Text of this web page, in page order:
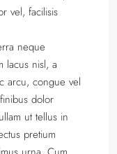
vel, facilisis
neque
lacus nisl, a
arcu, congue vel
dolor
ut tellus in
pretium